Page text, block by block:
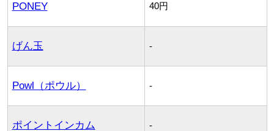
PONEY 40円
げん玉 -
Powl（ポウル） -
ポイントインカム -